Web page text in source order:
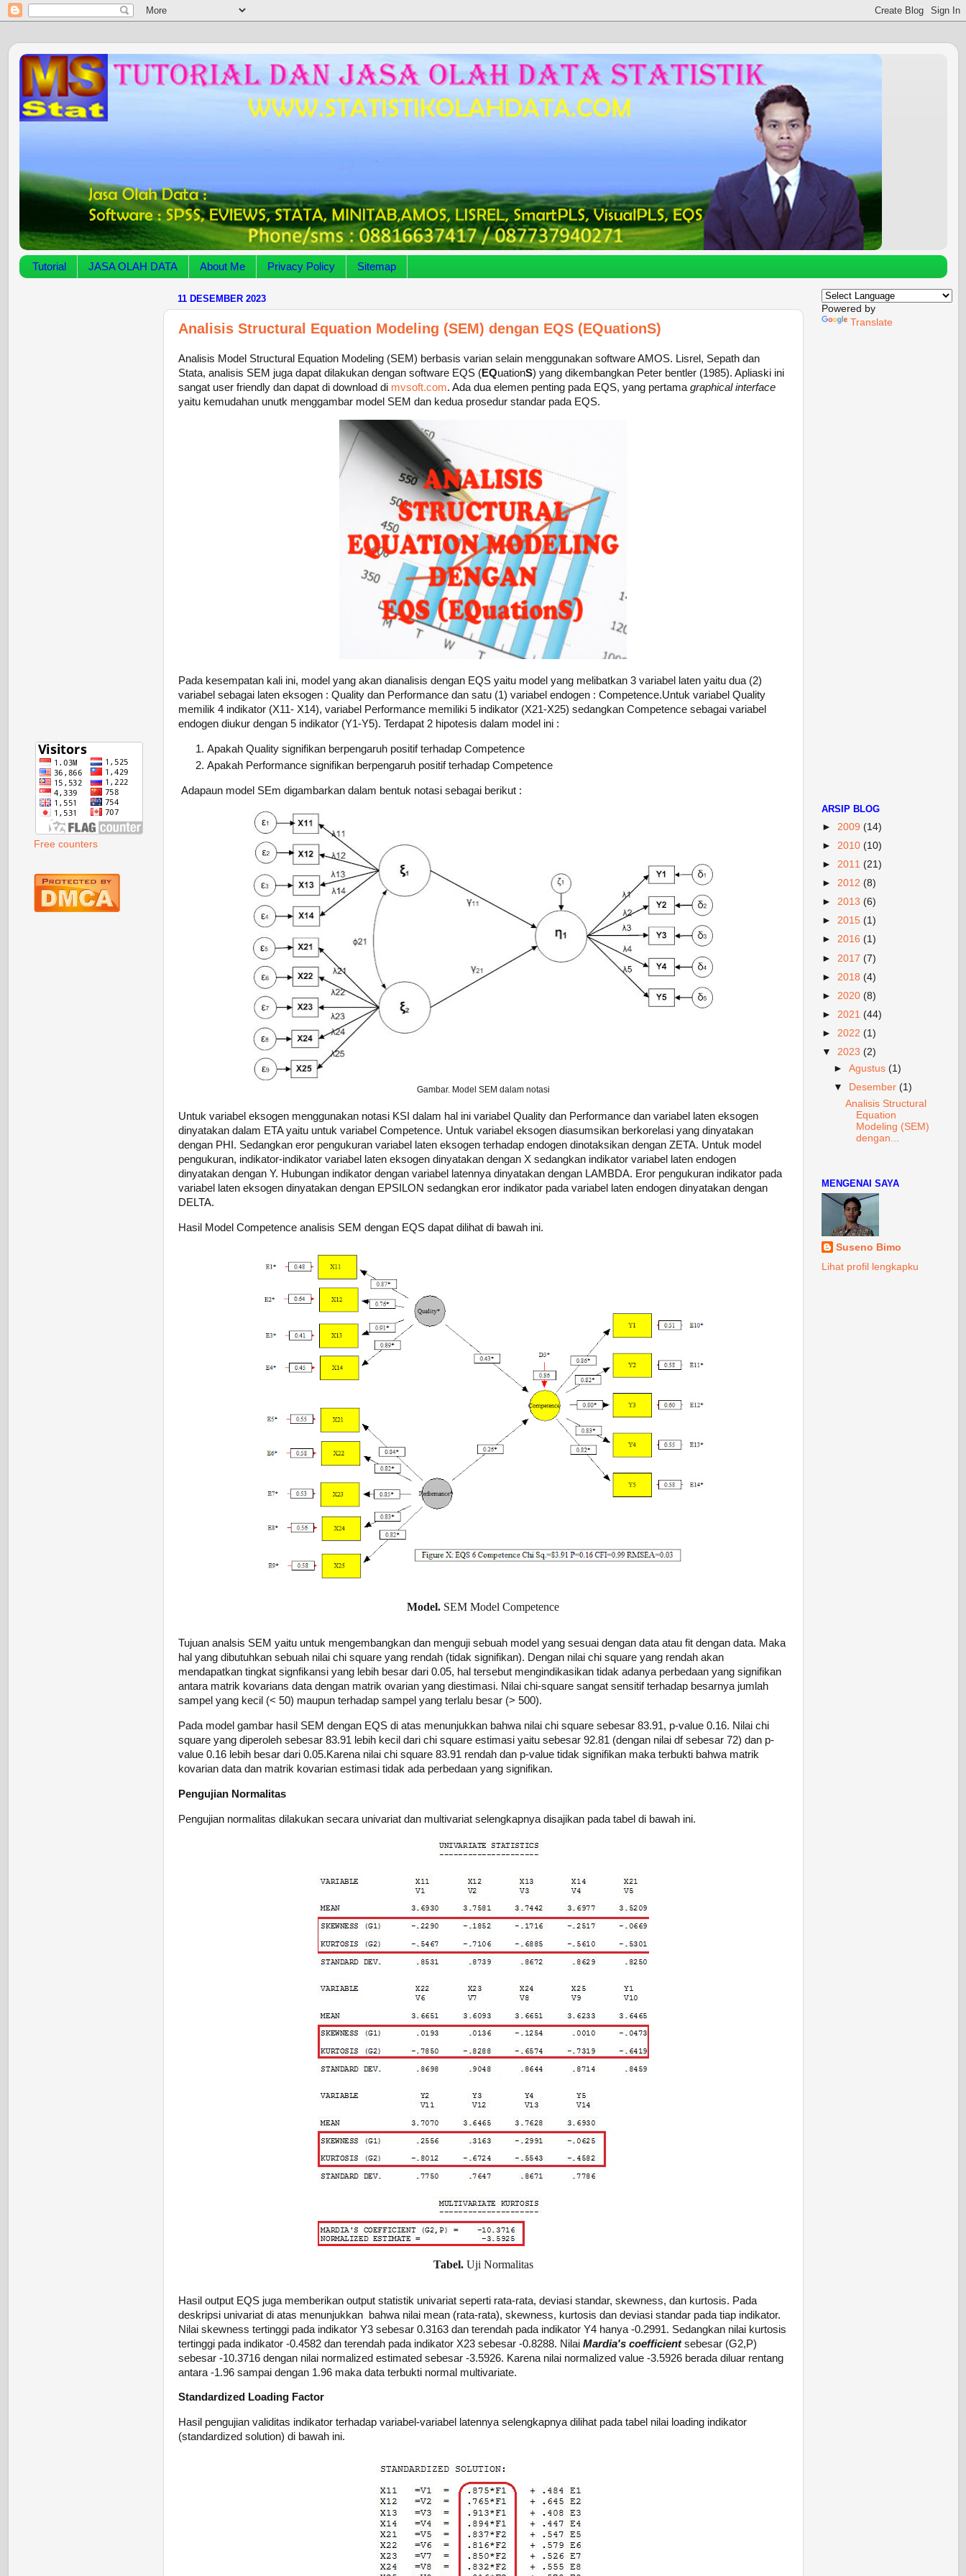
Tutorial JASA OLAH DATA About Me Privacy Policy Sitemap
11 DESEMBER 2023
Analisis Structural Equation Modeling (SEM) dengan EQS (EQuationS)
Analisis Model Structural Equation Modeling (SEM) berbasis varian selain menggunakan software AMOS. Lisrel, Sepath dan
Stata, analisis SEM juga dapat dilakukan dengan software EQS (EQuationS) yang dikembangkan Peter bentler (1985). Apliaski ini
sangat user friendly dan dapat di download di mvsoft.com. Ada dua elemen penting pada EQS, yang pertama graphical interface
yaitu kemudahan unutk menggambar model SEM dan kedua prosedur standar pada EQS.
Pada kesempatan kali ini, model yang akan dianalisis dengan EQS yaitu model yang melibatkan 3 variabel laten yaitu dua (2)
variabel sebagai laten eksogen : Quality dan Performance dan satu (1) variabel endogen : Competence.Untuk variabel Quality
memilik 4 indikator (X11- X14), variabel Performance memiliki 5 indikator (X21-X25) sedangkan Competence sebagai variabel
endogen diukur dengan 5 indikator (Y1-Y5). Terdapat 2 hipotesis dalam model ini :
Apakah Quality signifikan berpengaruh positif terhadap Competence
Apakah Performance signifikan berpengaruh positif terhadap Competence
Adapaun model SEm digambarkan dalam bentuk notasi sebagai berikut :
Gambar. Model SEM dalam notasi
Untuk variabel eksogen menggunakan notasi KSI dalam hal ini variabel Quality dan Performance dan variabel laten eksogen
dinyatakan dalam ETA yaitu untuk variabel Competence. Untuk variabel eksogen diasumsikan berkorelasi yang dinyatakan
dengan PHI. Sedangkan eror pengukuran variabel laten eksogen terhadap endogen dinotaksikan dengan ZETA. Untuk model
pengukuran, indikator-indikator variabel laten eksogen dinyatakan dengan X sedangkan indikator variabel laten endogen
dinyatakan dengan Y. Hubungan indikator dengan variabel latennya dinyatakan dengan LAMBDA. Eror pengukuran indikator pada
variabel laten eksogen dinyatakan dengan EPSILON sedangkan eror indikator pada variabel laten endogen dinyatakan dengan
DELTA.
Hasil Model Competence analisis SEM dengan EQS dapat dilihat di bawah ini.
Model. SEM Model Competence
Tujuan analsis SEM yaitu untuk mengembangkan dan menguji sebuah model yang sesuai dengan data atau fit dengan data. Maka
hal yang dibutuhkan sebuah nilai chi square yang rendah (tidak signifikan). Dengan nilai chi square yang rendah akan
mendapatkan tingkat signfikansi yang lebih besar dari 0.05, hal tersebut mengindikasikan tidak adanya perbedaan yang signifikan
antara matrik kovarians data dengan matrik ovarian yang diestimasi. Nilai chi-square sangat sensitif terhadap besarnya jumlah
sampel yang kecil (< 50) maupun terhadap sampel yang terlalu besar (> 500).
Pada model gambar hasil SEM dengan EQS di atas menunjukkan bahwa nilai chi square sebesar 83.91, p-value 0.16. Nilai chi
square yang diperoleh sebesar 83.91 lebih kecil dari chi square estimasi yaitu sebesar 92.81 (dengan nilai df sebesar 72) dan p-
value 0.16 lebih besar dari 0.05.Karena nilai chi square 83.91 rendah dan p-value tidak signifikan maka terbukti bahwa matrik
kovarian data dan matrik kovarian estimasi tidak ada perbedaan yang signifikan.
Pengujian Normalitas
Pengujian normalitas dilakukan secara univariat dan multivariat selengkapnya disajikan pada tabel di bawah ini.
Tabel.Uji Normalitas
Hasil output EQS juga memberikan output statistik univariat seperti rata-rata, deviasi standar, skewness, dan kurtosis. Pada
deskripsi univariat di atas menunjukkan bahwa nilai mean (rata-rata), skewness, kurtosis dan deviasi standar pada tiap indikator.
Nilai skewness tertinggi pada indikator Y3 sebesar 0.3163 dan terendah pada indikator Y4 hanya -0.2991. Sedangkan nilai kurtosis
tertinggi pada indikator -0.4582 dan terendah pada indikator X23 sebesar -0.8288. Nilai Mardia's coefficientsebesar (G2,P)
sebesar -10.3716 dengan nilai normalized estimated sebesar -3.5926. Karena nilai normalized value -3.5926 berada diluar rentang
antara -1.96 sampai dengan 1.96 maka data terbukti normal multivariate.
Standardized Loading Factor
Hasil pengujian validitas indikator terhadap variabel-variabel latennya selengkapnya dilihat pada tabel nilai loading indikator
(standardized solution) di bawah ini.
Free counters
Powered by
Translate
ARSIP BLOG
► 2009 (14)
► 2010 (10)
► 2011 (21)
► 2012 (8)
► 2013 (6)
► 2015 (1)
► 2016 (1)
► 2017 (7)
► 2018 (4)
► 2020 (8)
► 2021 (44)
► 2022 (1)
▼ 2023 (2)
► Agustus (1)
▼
Desember (1)
Analisis Structural
Equation
Modeling (SEM)
dengan...
MENGENAI SAYA
Suseno Bimo
Lihat profil lengkapku